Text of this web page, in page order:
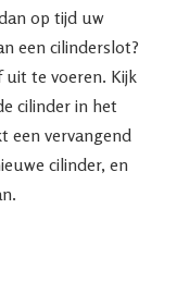
op tijd uw
een cilinderslot?
te voeren. Kijk
cilinder in het
een vervangend
cilinder, en